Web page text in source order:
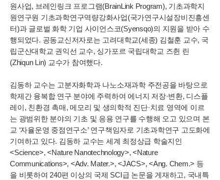
원사업, 브레인링크 프로그램(BrainLink Program), 기초과학지
원연구원 기초과학연구역량강화사업(국가연구시설장비진흥센
터)과 글로벌 화학 기업 사이언스코(Syensqo)의 지원을 받아 수
행되었다. 공동교신저자로는 고려대학교(세종) 김철훈 교수, 국
립군산대학교 권익선 교수, 싱가포르 국립대학교 즈췬 린
(Zhiqun Lin) 교수가 참여했다.
김동하 교수는 고분자화학과 나노소재과학 주전공을 바탕으로
학제간 융복합 연구 분야에 주력하여 에너지 저장·변환, 디스플
레이, 친환경 촉매, 메모리 및 생의학적 진단·치료 영역에 이르
는 광범위한 분야의 기초 및 응용 연구를 수행해 오고 있으며 본
교 ‘자율운영 중점연구소’ 연구책임자로 기초과학연구 고도화에
기여하고 있다. 김동하 교수는 세계 최정상급 학술지인
<Science>, <Nature Nanotechnology>, <Nature
Communications>, <Adv. Mater.>, <JACS>, <Ang. Chem.> 등
을 비롯하여 240편 이상의 국제 SCI급 논문을 게재하고, 국내특